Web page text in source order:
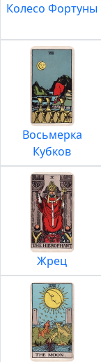
Колесо Фортуны
Восьмерка
Кубков
Жрец